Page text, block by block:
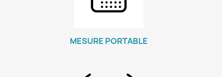
MESURE PORTABLE